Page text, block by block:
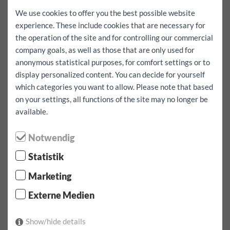
максимум / День
100 km
200 km свободный
Вся бронь, включая бесплатный пробег, включена в
стоимость.
да
Я также хочу уехать за границу да
Аренда:1 День (ы)
07.08.2026
07:00смотреть
Подтверждение бронирования
1 x тариф от 1 дня в день, включая 100 км вокруг 155.90
EUR
We use cookies to offer you the best possible website
experience. These include cookies that are necessary for
the operation of the site and for controlling our commercial
company goals, as well as those that are only used for
anonymous statistical purposes, for comfort settings or to
display personalized content. You can decide for yourself
which categories you want to allow. Please note that based
on your settings, all functions of the site may no longer be
available.
Notwendig
Statistik
Marketing
Externe Medien
Show/hide details